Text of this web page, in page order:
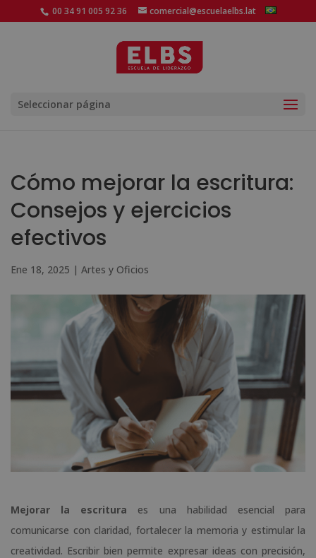
00 34 91 005 92 36 comercial@escuelaelbs.lat
Seleccionar página
Cómo mejorar la escritura:
Consejos y ejercicios
efectivos
Ene 18, 2025 | Artes y Oficios
Mejorar la escritura es una habilidad esencial para
comunicarse con claridad, fortalecer la memoria y estimular la
creatividad. Escribir bien permite expresar ideas con precisión,